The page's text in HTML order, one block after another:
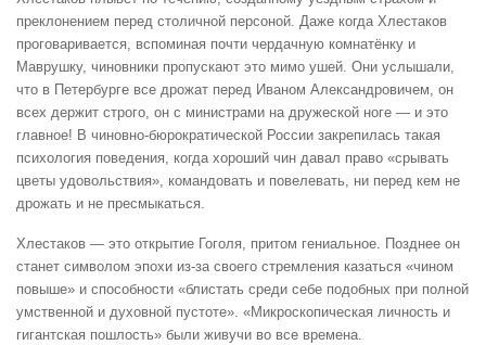
преклонением перед столичной персоной. Даже когда Хлестаков
проговаривается, вспоминая почти чердачную комнатёнку и
Маврушку, чиновники пропускают это мимо ушей. Они услышали,
что в Петербурге все дрожат перед Иваном Александровичем, он
всех держит строго, он с министрами на дружеской ноге — и это
главное! В чиновно-бюрократической России закрепилась такая
психология поведения, когда хороший чин давал право «срывать
цветы удовольствия», командовать и повелевать, ни перед кем не
дрожать и не пресмыкаться.
Хлестаков — это открытие Гоголя, притом гениальное. Позднее он
станет символом эпохи из-за своего стремления казаться «чином
повыше» и способности «блистать среди себе подобных при полной
умственной и духовной пустоте». «Микроскопическая личность и
гигантская пошлость» были живучи во все времена.